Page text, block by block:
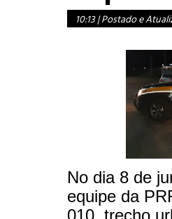
10:13|Postado e
No dia 8 de
equipe da
010, trecho